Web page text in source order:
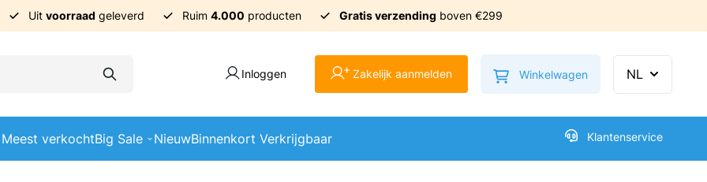
Uit voorraad geleverd Ruim 4.000 producten Gratis verzending boven €299
Inloggen + Zakelijk aanmelden Minicart tonen/
Winkelwagen NL
Meest verkochtBig Sale NieuwBinnenkort Verkrijgbaar Klantenservice